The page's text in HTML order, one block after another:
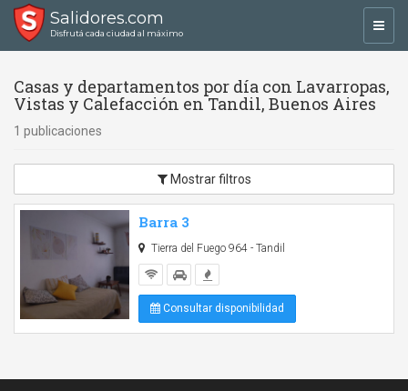
Salidores.com
Disfrutá cada ciudad al máximo
Casas y departamentos por día con Lavarropas,
Vistas y Calefacción en Tandil, Buenos Aires
1 publicaciones
Mostrar filtros
Barra 3
Tierra del Fuego 964 - Tandil
Consultar disponibilidad